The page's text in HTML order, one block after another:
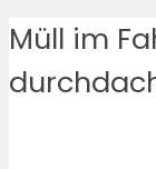
Müll im